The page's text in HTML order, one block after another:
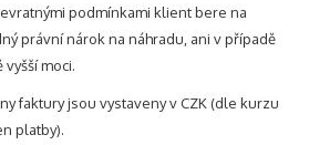
podmínkami klient bere na
právní nárok na náhradu, ani v případě
moci.
faktury jsou vystaveny v CZK (dle kurzu
platby).